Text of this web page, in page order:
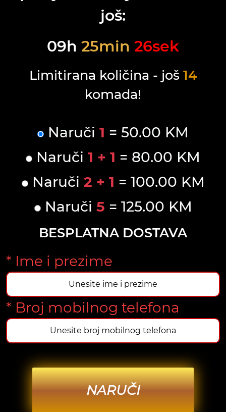
još:
09h 25min 26sek
Limitirana količina - još 14
komada!
Naruči 1 = 50.00 KM
Naruči 1 + 1 = 80.00 KM
Naruči 2 + 1 = 100.00 KM
Naruči 5 = 125.00 KM
BESPLATNA DOSTAVA
* Ime i prezime
* Broj mobilnog telefona
NARUČI